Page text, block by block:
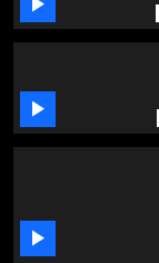
minute,
30
seconds

